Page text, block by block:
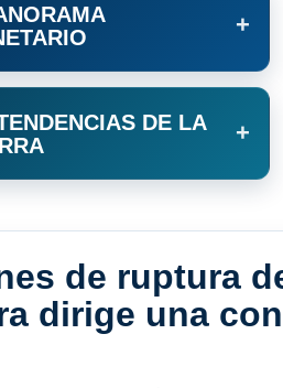
+
DE LA
+
de ruptura
dirige una